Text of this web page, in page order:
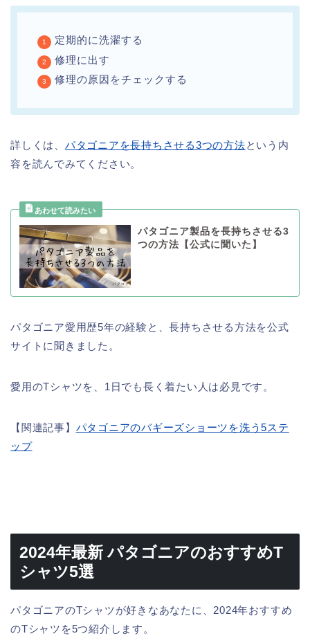
定期的に洗濯する
修理に出す
修理の原因をチェックする
詳しくは、 パタゴニアを長持ちさせる3つの方法という内
容を読んでみてください。
パタゴニア製品を長持ちさせる3
つの方法【公式に聞いた】
パタゴニア愛用歴5年の経験と、長持ちさせる方法を公式
サイトに聞きました。
愛用のTシャツを、1日でも長く着たい人は必見です。
【関連記事】 パタゴニアのバギーズショーツを洗う5ステ
ップ
2024年最新 パタゴニアのおすすめT
シャツ5選
パタゴニアのTシャツが好きなあなたに、2024年おすすめ
のTシャツを5つ紹介します。